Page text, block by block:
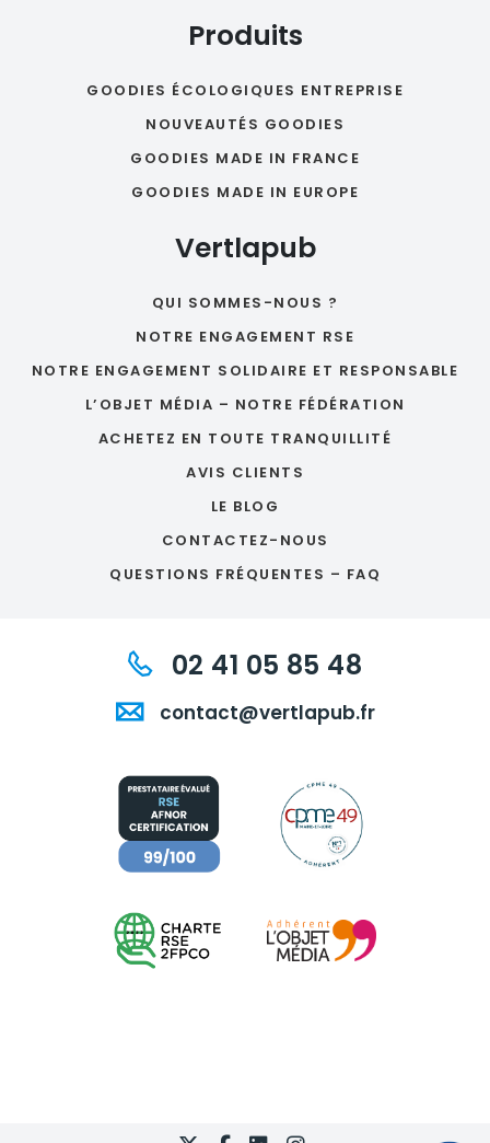
Produits
GOODIES ÉCOLOGIQUES ENTREPRISE
NOUVEAUTÉS GOODIES
GOODIES MADE IN FRANCE
GOODIES MADE IN EUROPE
Vertlapub
QUI SOMMES-NOUS ?
NOTRE ENGAGEMENT RSE
NOTRE ENGAGEMENT SOLIDAIRE ET RESPONSABLE
L’OBJET MÉDIA – NOTRE FÉDÉRATION
ACHETEZ EN TOUTE TRANQUILLITÉ
AVIS CLIENTS
LE BLOG
CONTACTEZ-NOUS
QUESTIONS FRÉQUENTES – FAQ
02 41 05 85 48
contact@vertlapub.fr